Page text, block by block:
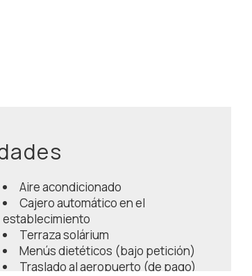
Aire acondicionado
Cajero automático en el
establecimiento
Terraza solárium
Menús dietéticos (bajo petición)
Traslado al aeropuerto (de pago)